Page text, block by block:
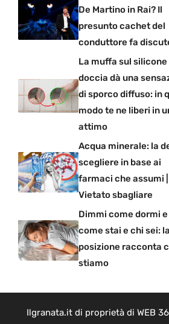
De Martino in Rai? Il
presunto cachet del
conduttore fa
La muffa sul silicone
doccia dà una
di sporco diffuso: in
modo te ne liberi in
attimo
Acqua minerale: la
scegliere in base ai
farmaci che assumi |
Vietato sbagliare
Dimmi come dormi
come stai e chi sei: la
posizione racconta
stiamo
Ilgranata.it di proprietà di WEB